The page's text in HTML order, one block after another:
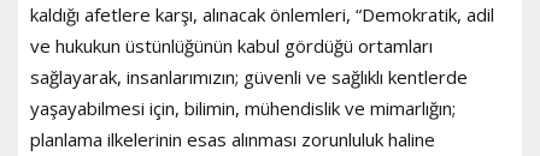
kaldığı afetlere karşı, alınacak önlemleri, “Demokratik, adil
ve hukukun üstünlüğünün kabul gördüğü ortamları
sağlayarak, insanlarımızın; güvenli ve sağlıklı kentlerde
yaşayabilmesi için, bilimin, mühendislik ve mimarlığın;
planlama ilkelerinin esas alınması zorunluluk haline